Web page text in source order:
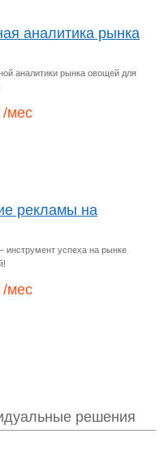
аналитика рынка
аналитики рынка овощей для
/мес
рекламы на
инструмент успеха на рынке
/мес
решения